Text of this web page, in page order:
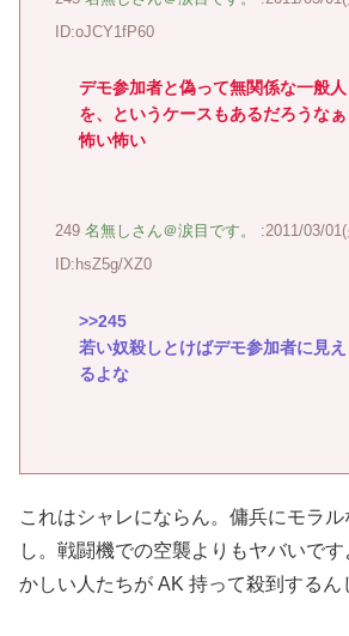
ID:oJCY1fP60
デモ参加者と偽って無関係な一般人
を、というケースもあるだろうなぁ
怖い怖い
249 名無しさん＠涙目です。 :2011/03/
ID:hsZ5g/XZ0
>>245
若い奴殺しとけばデモ参加者に見え
るよな
これはシャレにならん。傭兵にモラ
し。戦闘機での空襲よりもヤバいで
かしい人たちが AK 持って殺到するん